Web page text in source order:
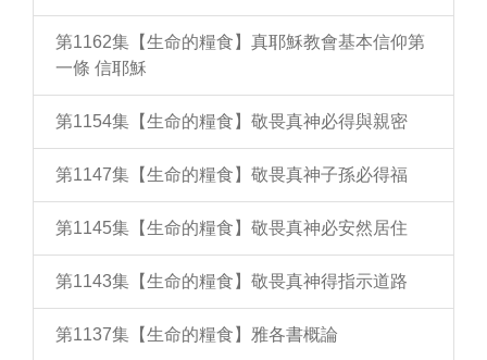
第1162集【生命的糧食】真耶穌教會基本信仰第
一條 信耶穌
第1154集【生命的糧食】敬畏真神必得與親密
第1147集【生命的糧食】敬畏真神子孫必得福
第1145集【生命的糧食】敬畏真神必安然居住
第1143集【生命的糧食】敬畏真神得指示道路
第1137集【生命的糧食】雅各書概論